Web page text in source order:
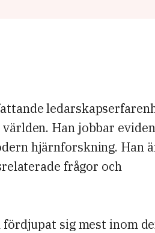
Han jobbar
hjärnforskning. Han
frågor och
sig mest inom